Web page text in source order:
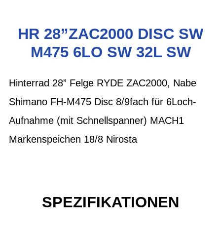
HR 28”ZAC2000 DISC SW
M475 6LO SW 32L SW
Hinterrad 28” Felge RYDE ZAC2000, Nabe
Shimano FH-M475 Disc 8/9fach für 6Loch-
Aufnahme (mit Schnellspanner) MACH1
Markenspeichen 18/8 Nirosta
SPEZIFIKATIONEN